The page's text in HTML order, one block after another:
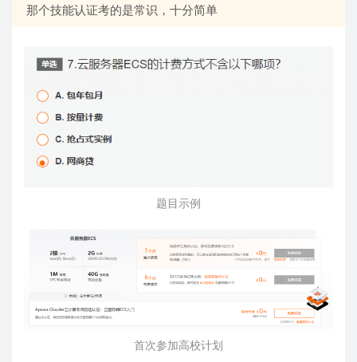
那个技能认证考的是常识，十分简单
题目示例
首次参加高校计划